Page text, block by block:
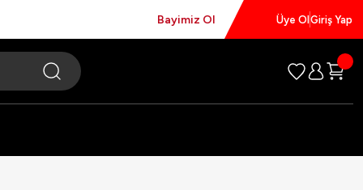
Bayimiz Ol Üye OlGiriş Yap